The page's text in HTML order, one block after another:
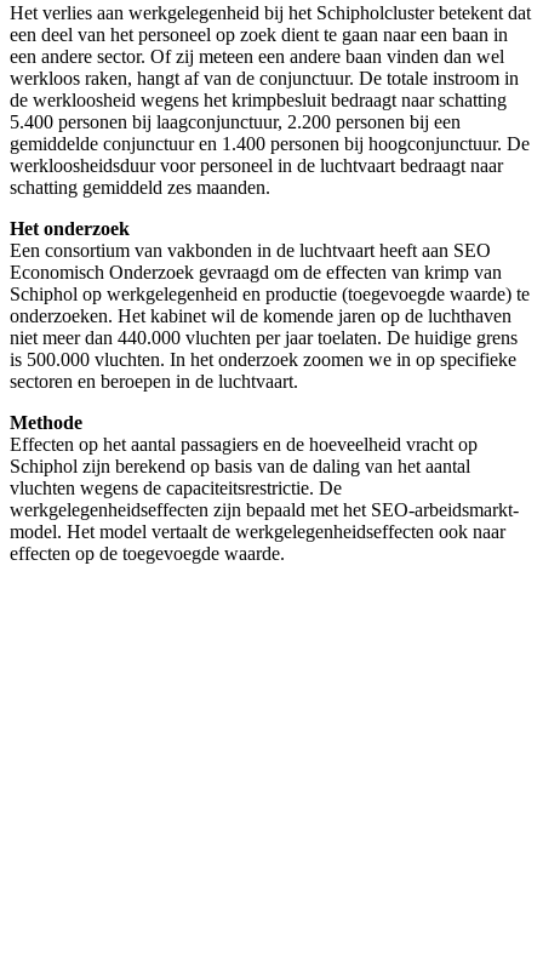
Het verlies aan werkgelegenheid bij het Schipholcluster betekent dat
een deel van het personeel op zoek dient te gaan naar een baan in
een andere sector. Of zij meteen een andere baan vinden dan wel
werkloos raken, hangt af van de conjunctuur. De totale instroom in
de werkloosheid wegens het krimpbesluit bedraagt naar schatting
5.400 personen bij laagconjunctuur, 2.200 personen bij een
gemiddelde conjunctuur en 1.400 personen bij hoogconjunctuur. De
werk­loos­heidsduur voor personeel in de luchtvaart bedraagt naar
schatting gemiddeld zes maanden.
Het onderzoek
Een consortium van vakbonden in de luchtvaart heeft aan SEO
Economisch Onderzoek gevraagd om de effecten van krimp van
Schiphol op werkgelegenheid en productie (toegevoegde waarde) te
onderzoeken. Het kabinet wil de komende jaren op de luchthaven
niet meer dan 440.000 vluchten per jaar toelaten. De huidige grens
is 500.000 vluchten. In het onderzoek zoomen we in op specifieke
sectoren en beroepen in de luchtvaart.
Methode
Effecten op het aantal passagiers en de hoeveelheid vracht op
Schiphol zijn berekend op basis van de daling van het aantal
vluchten wegens de capaciteitsrestrictie. De
werkgelegenheidseffecten zijn bepaald met het SEO-arbeidsmarkt­
model. Het model vertaalt de werkgelegenheidseffecten ook naar
effecten op de toegevoegde waarde.